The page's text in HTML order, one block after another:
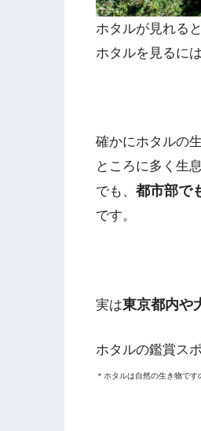
ホタルが見れる
ホタルを見るに
確かにホタルの
ところに多く生
でも、 都市部で
です。
実は東京都内や
ホタルの鑑賞ス
＊ホタルは自然の生き物で